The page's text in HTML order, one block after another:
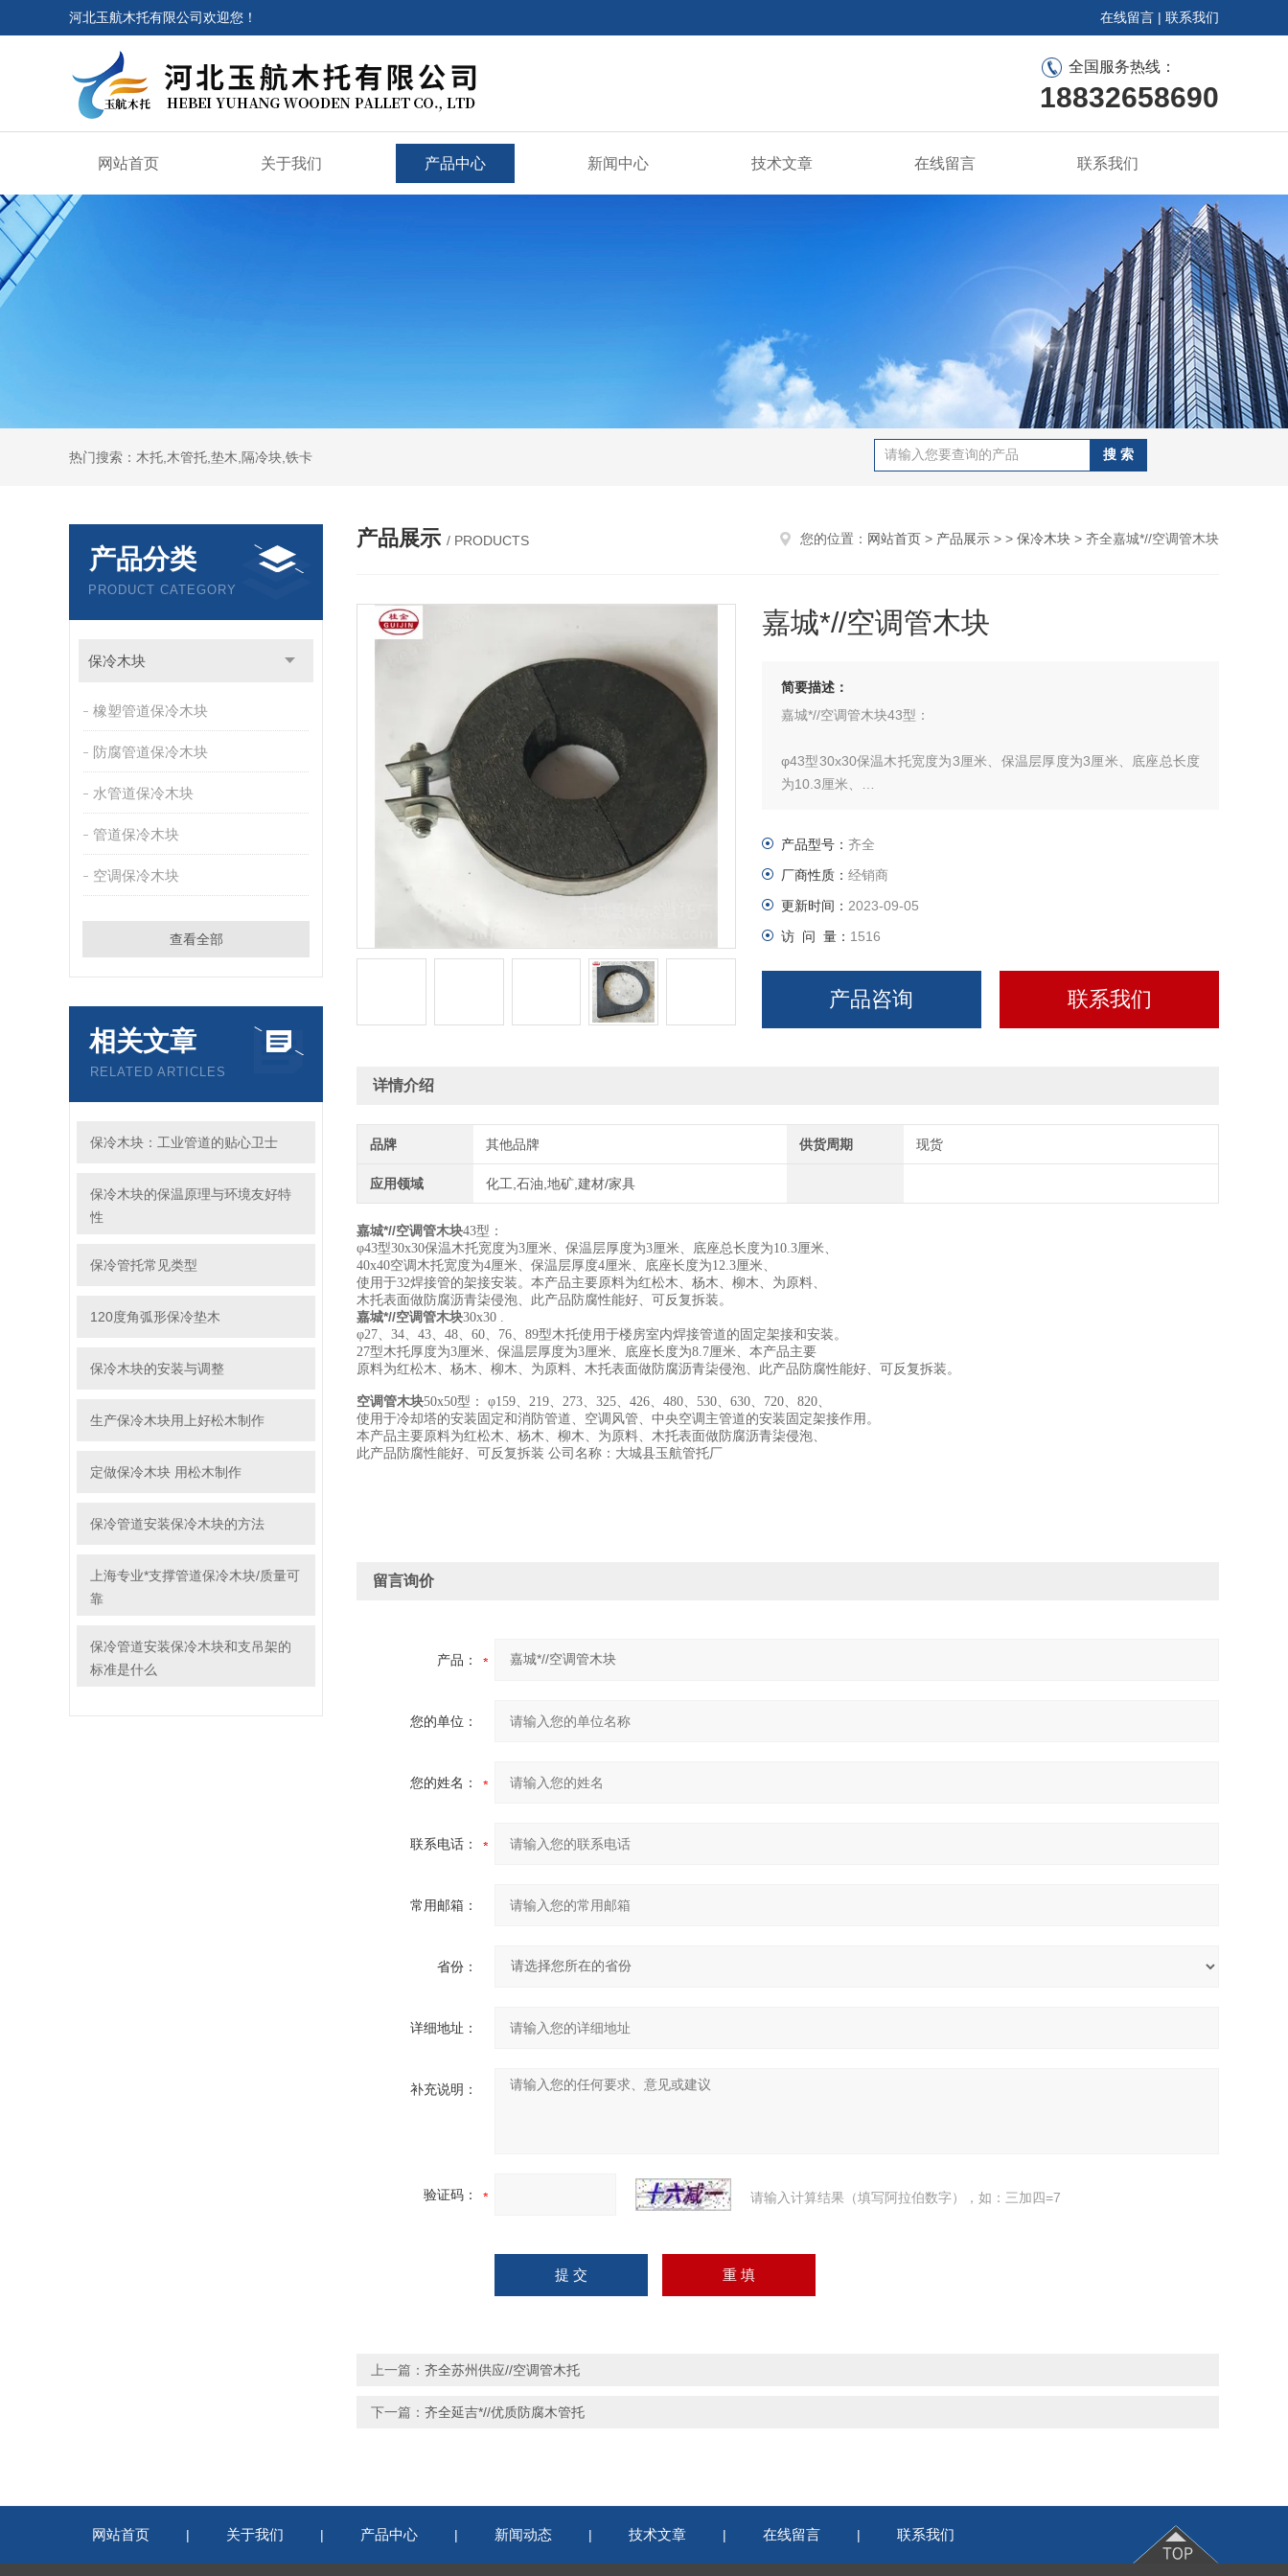
河北玉航木托有限公司欢迎您！ 在线留言 | 联系我们
全国服务热线：
18832658690
网站首页 关于我们 产品中心 新闻中心 技术文章 在线留言 联系我们
热门搜索：木托,木管托,垫木,隔冷块,铁卡
产品分类
PRODUCT CATEGORY
保冷木块
橡塑管道保冷木块
防腐管道保冷木块
水管道保冷木块
管道保冷木块
空调保冷木块
查看全部
相关文章
RELATED ARTICLES
保冷木块：工业管道的贴心卫士
保冷木块的保温原理与环境友好特
性
保冷管托常见类型
120度角弧形保冷垫木
保冷木块的安装与调整
生产保冷木块用上好松木制作
定做保冷木块 用松木制作
保冷管道安装保冷木块的方法
上海专业*支撑管道保冷木块/质量可
靠
保冷管道安装保冷木块和支吊架的
标准是什么
产品展示 / PRODUCTS 您的位置： 网站首页 > 产品展示 > > 保冷木块 > 齐全嘉城*//空调管木块
嘉城*//空调管木块
简要描述：
嘉城*//空调管木块43型：
φ43型30x30保温木托宽度为3厘米、保温层厚度为3厘米、底座总长度
为10.3厘米、
米、
使用于32焊接管的架接安装。本产品主要原料为红松木、杨木、柳木、
木托表面做防腐沥青柒侵泡、此产品防腐性能好、可反复拆装。
产品型号： 齐全
厂商性质： 经销商
更新时间： 2023-09-05
访 问 量： 1516
产品咨询 联系我们
详情介绍
品牌 其他品牌 供货周期 现货
应用领域 化工,石油,地矿,建材/家具
嘉城*//空调管木块43型：
φ43型30x30保温木托宽度为3厘米、保温层厚度为3厘米、底座总长度为10.3厘米、
40x40空调木托宽度为4厘米、保温层厚度4厘米、底座长度为12.3厘米、
使用于32焊接管的架接安装。本产品主要原料为红松木、杨木、柳木、为原料、
木托表面做防腐沥青柒侵泡、此产品防腐性能好、可反复拆装。
嘉城*//空调管木块30x30 .
φ27、34、43、48、60、76、89型木托使用于楼房室内焊接管道的固定架接和安装。
27型木托厚度为3厘米、保温层厚度为3厘米、底座长度为8.7厘米、本产品主要
原料为红松木、杨木、柳木、为原料、木托表面做防腐沥青柒侵泡、此产品防腐性能好、可反复拆装。
空调管木块50x50型： φ159、219、273、325、426、480、530、630、720、820、
使用于冷却塔的安装固定和消防管道、空调风管、中央空调主管道的安装固定架接作用。
本产品主要原料为红松木、杨木、柳木、为原料、木托表面做防腐沥青柒侵泡、
此产品防腐性能好、可反复拆装 公司名称：大城县玉航管托厂
留言询价
产品：
您的单位：
您的姓名：
联系电话：
常用邮箱：
省份：
详细地址：
补充说明：
验证码： 请输入计算结果（填写阿拉伯数字），如：三加四=7
上一篇： 齐全苏州供应//空调管木托
下一篇： 齐全延吉*//优质防腐木管托
网站首页 | 关于我们 | 产品中心 | 新闻动态 | 技术文章 | 在线留言 | 联系我们